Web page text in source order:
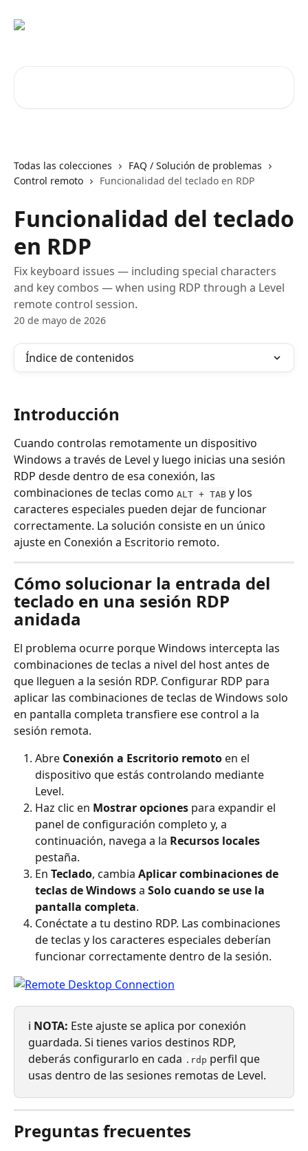
Todas las colecciones
FAQ / Solución de problemas
Control remoto
Funcionalidad del teclado en RDP
Funcionalidad del teclado
en RDP
Fix keyboard issues — including special characters
and key combos — when using RDP through a Level
remote control session.
20 de mayo de 2026
Índice de contenidos
Introducción
Cuando controlas remotamente un dispositivo
Windows a través de Level y luego inicias una sesión
RDP desde dentro de esa conexión, las
combinaciones de teclas como ALT + TAB y los
caracteres especiales pueden dejar de funcionar
correctamente. La solución consiste en un único
ajuste en Conexión a Escritorio remoto.
Cómo solucionar la entrada del
teclado en una sesión RDP
anidada
El problema ocurre porque Windows intercepta las
combinaciones de teclas a nivel del host antes de
que lleguen a la sesión RDP. Configurar RDP para
aplicar las combinaciones de teclas de Windows solo
en pantalla completa transfiere ese control a la
sesión remota.
Abre Conexión a Escritorio remoto en el
dispositivo que estás controlando mediante
Level.
Haz clic en Mostrar opciones para expandir el
panel de configuración completo y, a
continuación, navega a la Recursos locales
pestaña.
En Teclado, cambia Aplicar combinaciones de
teclas de Windows a Solo cuando se use la
pantalla completa.
Conéctate a tu destino RDP. Las combinaciones
de teclas y los caracteres especiales deberían
funcionar correctamente dentro de la sesión.
ℹ️ NOTA: Este ajuste se aplica por conexión
guardada. Si tienes varios destinos RDP,
deberás configurarlo en cada .rdp perfil que
usas dentro de las sesiones remotas de Level.
Preguntas frecuentes